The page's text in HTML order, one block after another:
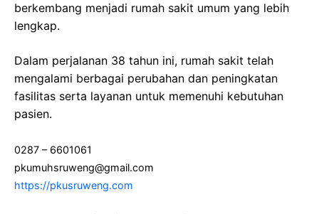
berkembang menjadi rumah sakit umum yang lebih
lengkap.
Dalam perjalanan 38 tahun ini, rumah sakit telah
mengalami berbagai perubahan dan peningkatan
fasilitas serta layanan untuk memenuhi kebutuhan
pasien.
0287 – 6601061
pkumuhsruweng@gmail.com
https://pkusruweng.com